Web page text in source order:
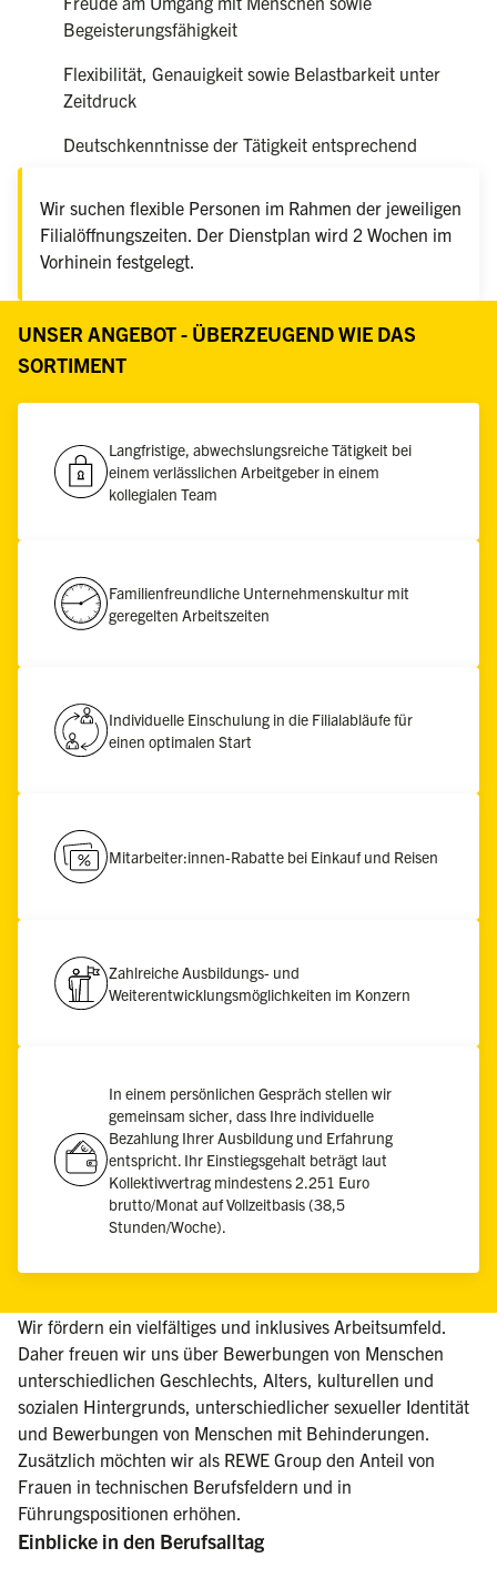
Begeisterungsfähigkeit
Flexibilität, Genauigkeit sowie Belastbarkeit unter
Zeitdruck
Deutschkenntnisse der Tätigkeit entsprechend
Wir suchen flexible Personen im Rahmen der jeweiligen
Filialöffnungszeiten. Der Dienstplan wird 2 Wochen im
Vorhinein festgelegt.
UNSER ANGEBOT - ÜBERZEUGEND WIE DAS
SORTIMENT
Langfristige, abwechslungsreiche Tätigkeit bei
einem verlässlichen Arbeitgeber in einem
kollegialen Team
Familienfreundliche Unternehmenskultur mit
geregelten Arbeitszeiten
Individuelle Einschulung in die Filialabläufe für
einen optimalen Start
Mitarbeiter:innen-Rabatte bei Einkauf und Reisen
Zahlreiche Ausbildungs- und
Weiterentwicklungsmöglichkeiten im Konzern
In einem persönlichen Gespräch stellen wir
gemeinsam sicher, dass Ihre individuelle
Bezahlung Ihrer Ausbildung und Erfahrung
entspricht. Ihr Einstiegsgehalt beträgt laut
Kollektivvertrag mindestens 2.251 Euro
brutto/Monat auf Vollzeitbasis (38,5
Stunden/Woche).
Wir fördern ein vielfältiges und inklusives Arbeitsumfeld.
Daher freuen wir uns über Bewerbungen von Menschen
unterschiedlichen Geschlechts, Alters, kulturellen und
sozialen Hintergrunds, unterschiedlicher sexueller Identität
und Bewerbungen von Menschen mit Behinderungen.
Zusätzlich möchten wir als REWE Group den Anteil von
Frauen in technischen Berufsfeldern und in
Führungspositionen erhöhen.
Einblicke in den Berufsalltag